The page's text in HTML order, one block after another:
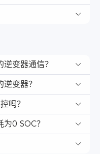
变器通信？
变器？
吗？
0 SOC？